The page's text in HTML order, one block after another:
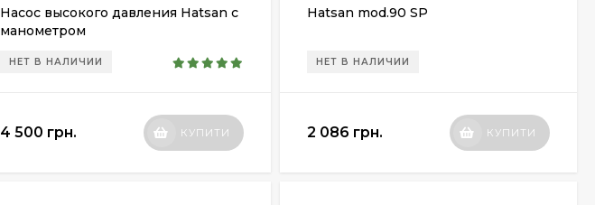
Насос высокого давления Hatsan с
манометром
НЕТ В НАЛИЧИИ
4 500 грн. КУПИТИ
Hatsan mod.90 SP
НЕТ В НАЛИЧИИ
2 086 грн. КУПИТИ